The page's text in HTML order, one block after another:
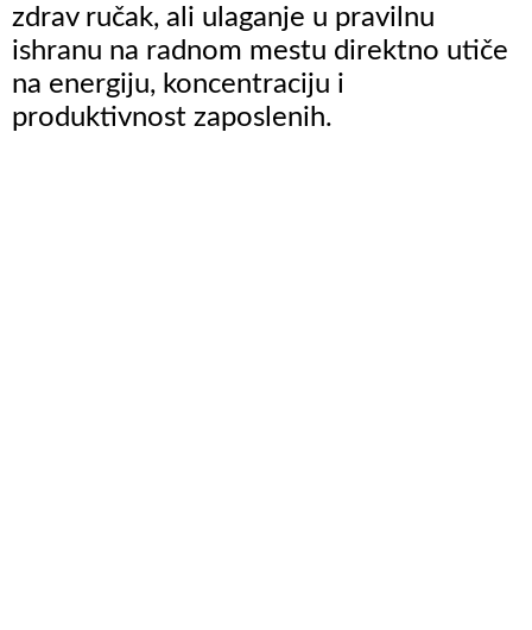
zdrav ručak, ali ulaganje u pravilnu
ishranu na radnom mestu direktno utiče
na energiju, koncentraciju i
produktivnost zaposlenih.